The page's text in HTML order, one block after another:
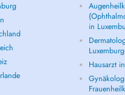
in
Luxemburg
Hausarzt